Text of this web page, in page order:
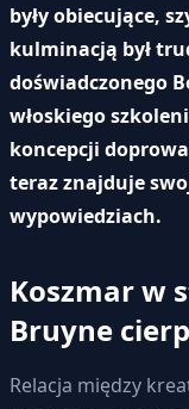
były obiecujące,
kulminacją był
doświadczonego
włoskiego
koncepcji
teraz znajduje
wypowiedziach.
Koszmar w
Bruyne
Relacja między